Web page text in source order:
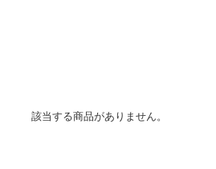
該当する商品がありません。